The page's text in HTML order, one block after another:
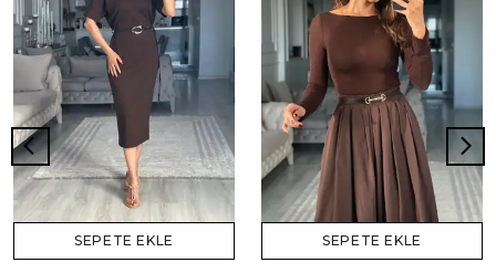
SEPETE EKLE SEPETE EKLE